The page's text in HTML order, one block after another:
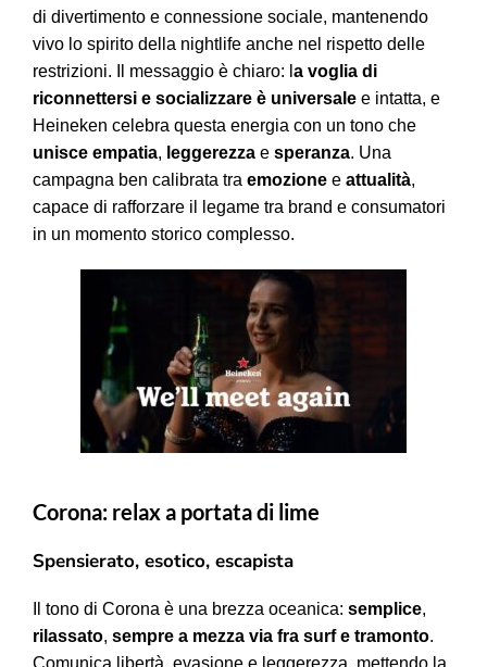
di divertimento e connessione sociale, mantenendo
vivo lo spirito della nightlife anche nel rispetto delle
restrizioni. Il messaggio è chiaro: l a voglia di
riconnettersi e socializzare è universale e intatta, e
Heineken celebra questa energia con un tono che
unisce empatia, leggerezza e speranza. Una
campagna ben calibrata tra emozione e attualità,
capace di rafforzare il legame tra brand e consumatori
in un momento storico complesso.
Corona: relax a portata di lime
Spensierato, esotico, escapista
Il tono di Corona è una brezza oceanica: semplice,
rilassato, sempre a mezza via fra surf e tramonto.
Comunica libertà, evasione e leggerezza, mettendo la